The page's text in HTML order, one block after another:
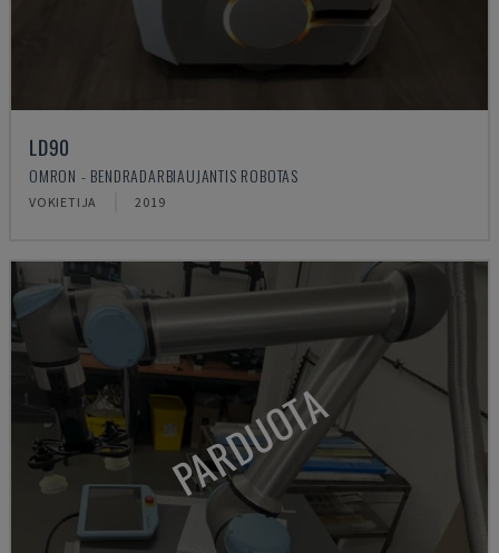
LD90
OMRON - BENDRADARBIAUJANTIS ROBOTAS
VOKIETIJA 2019
PARDUOTA